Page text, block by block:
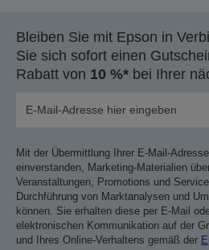
Bleiben Sie mit Epson in
Sie sich sofort einen
Rabatt von 10 %* bei Ihrer
Mit der Übermittlung Ihrer E-Mail-
einverstanden, Marketing-Materialien
Veranstaltungen, Promotions und
Durchführung von Marktanalysen und
können. Sie erhalten diese per E-Mail
elektronischen Kommunikation auf der
und Ihres Online-Verhaltens gemäß der